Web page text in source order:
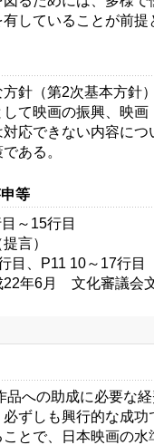
していることが前
針（第2次基本方針
て映画の振興、映画
応できない内容に
ある。
等
～15行目
言）
、P11 10～17行目
22年6月 文化審議会
への助成に必要な
ずしも興行的な成
とで、日本映画の水